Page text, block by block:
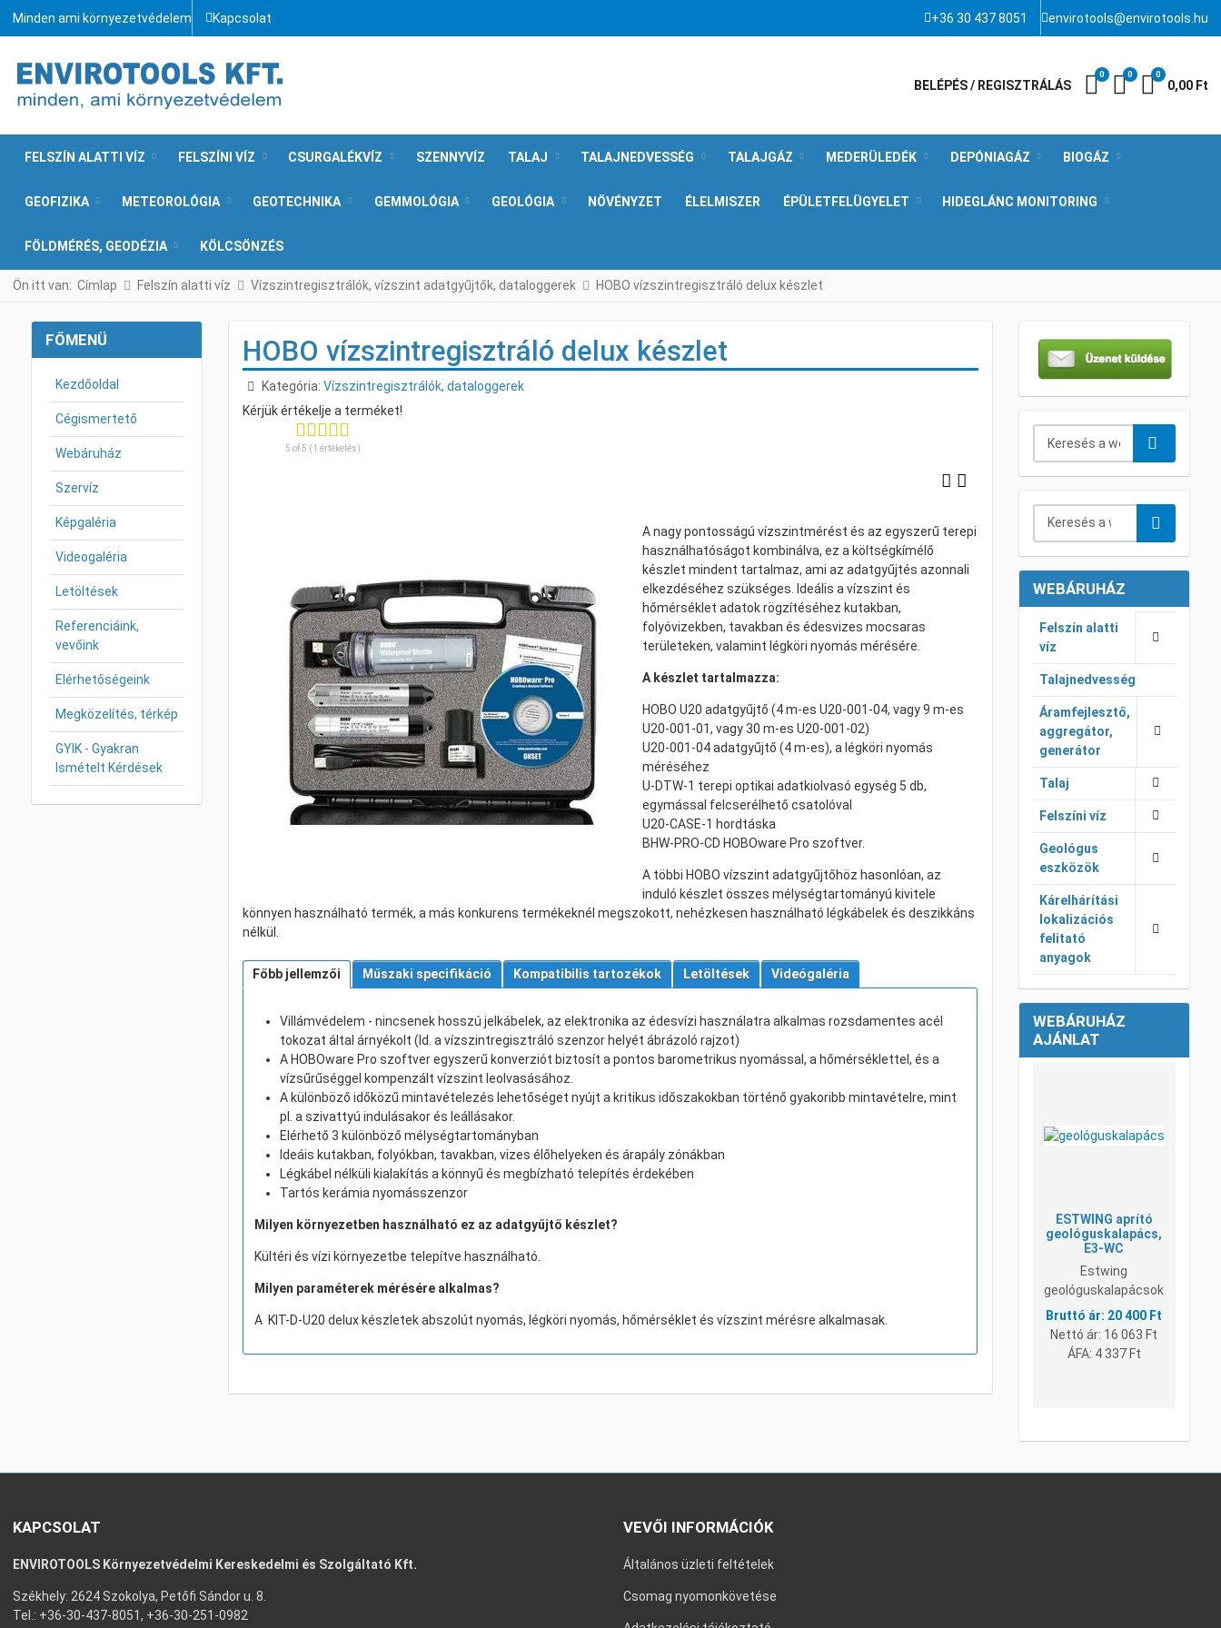
Minden ami környezetvédelem Kapcsolat +36 30 437 8051 envirotools@envirotools.hu
BELÉPÉS / REGISZTRÁLÁS Kívánságlista
0 0 Kosár
0
0,00 Ft
FELSZÍN ALATTI VÍZ FELSZÍNI VÍZ CSURGALÉKVÍZ SZENNYVÍZ TALAJ TALAJNEDVESSÉG TALAJGÁZ MEDERÜLEDÉK DEPÓNIAGÁZ BIOGÁZ
GEOFIZIKA METEOROLÓGIA GEOTECHNIKA GEMMOLÓGIA GEOLÓGIA NÖVÉNYZET ÉLELMISZER ÉPÜLETFELÜGYELET HIDEGLÁNC MONITORING
FÖLDMÉRÉS, GEODÉZIA KÖLCSÖNZÉS
Ön itt van: Címlap Felszín alatti víz Vízszintregisztrálók, vízszint adatgyűjtők, dataloggerek HOBO vízszintregisztráló delux készlet
FŐMENÜ
Kezdőoldal
Cégismertető
Webáruház
Szervíz
Képgaléria
Videogaléria
Letöltések
Referenciáink,
vevőink
Elérhetőségeink
Megközelítés, térkép
GYIK - Gyakran
Ismételt Kérdések
HOBO vízszintregisztráló delux készlet
Részletek
Kategória: Vízszintregisztrálók, dataloggerek
5 of 5 (1 értékelés)
A nagy pontosságú vízszintmérést és az egyszerű terepi
használhatóságot kombinálva, ez a költségkímélő
készlet mindent tartalmaz, ami az adatgyűjtés azonnali
elkezdéséhez szükséges. Ideális a vízszint és
hőmérséklet adatok rögzítéséhez kutakban,
folyóvizekben, tavakban és édesvizes mocsaras
területeken, valamint légköri nyomás mérésére.
A készlet tartalmazza:
HOBO U20 adatgyűjtő (4 m-es U20-001-04, vagy 9 m-es
U20-001-01, vagy 30 m-es U20-001-02)
U20-001-04 adatgyűjtő (4 m-es), a légköri nyomás
méréséhez
U-DTW-1 terepi optikai adatkiolvasó egység 5 db,
egymással felcserélhető csatolóval
U20-CASE-1 hordtáska
BHW-PRO-CD HOBOware Pro szoftver.
A többi HOBO vízszint adatgyűjtőhöz hasonlóan, az
induló készlet összes mélységtartományú kivitele
könnyen használható termék, a más konkurens termékeknél megszokott, nehézkesen használható légkábelek és deszikkáns
nélkül.
Főbb jellemzői Műszaki specifikáció Kompatibilis tartozékok Letöltések Videógaléria
Villámvédelem - nincsenek hosszú jelkábelek, az elektronika az édesvízi használatra alkalmas rozsdamentes acél
tokozat által árnyékolt (ld. a vízszintregisztráló szenzor helyét ábrázoló rajzot)
A HOBOware Pro szoftver egyszerű konverziót biztosít a pontos barometrikus nyomással, a hőmérséklettel, és a
vízsűrűséggel kompenzált vízszint leolvasásához.
A különböző időközű mintavételezés lehetőséget nyújt a kritikus időszakokban történő gyakoribb mintavételre, mint
pl. a szivattyú indulásakor és leállásakor.
Elérhető 3 különböző mélységtartományban
Ideáis kutakban, folyókban, tavakban, vizes élőhelyeken és árapály zónákban
Légkábel nélküli kialakítás a könnyű és megbízható telepítés érdekében
Tartós kerámia nyomásszenzor
Milyen környezetben használható ez az adatgyűjtő készlet?
Kültéri és vízi környezetbe telepítve használható.
Milyen paraméterek mérésére alkalmas?
A KIT-D-U20 delux készletek abszolút nyomás, légköri nyomás, hőmérséklet és vízszint mérésre alkalmasak.
WEBÁRUHÁZ
Felszín alatti
víz
Talajnedvesség
Áramfejlesztő,
aggregátor,
generátor
Talaj
Felszíni víz
Geológus
eszközök
Kárelhárítási
lokalizációs
felitató
anyagok
WEBÁRUHÁZ
AJÁNLAT
ESTWING aprító
geológuskalapács,
E3-WC
Estwing
geológuskalapácsok
20 400 Ft
Nettó ár: 16 063 Ft
ÁFA: 4 337 Ft
KAPCSOLAT
ENVIROTOOLS Környezetvédelmi Kereskedelmi és Szolgáltató Kft.
Székhely: 2624 Szokolya, Petőfi Sándor u. 8.
Tel.: +36-30-437-8051, +36-30-251-0982
VEVŐI INFORMÁCIÓK
Általános üzleti feltételek
Csomag nyomonkövetése